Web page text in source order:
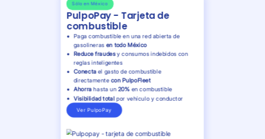
Sólo en México
PulpoPay - Tarjeta de
combustible
Paga combustible en una red abierta de
gasolinerasen todo México
Reduce fraudesy consumos indebidos con
reglas inteligentes
Conectael gasto de combustible
directamentecon PulpoFleet
Ahorrahasta un20% en combustible
Visibilidad totalpor vehículo y conductor
Ver PulpoPay